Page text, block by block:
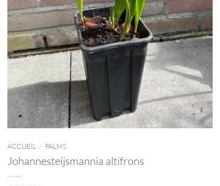
ACCUEIL / PALMS
Johannesteijsmannia altifrons